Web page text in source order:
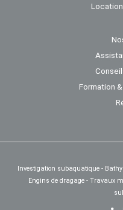
Formation
Investigation subaquatique -
Engins de dragage - Travaux